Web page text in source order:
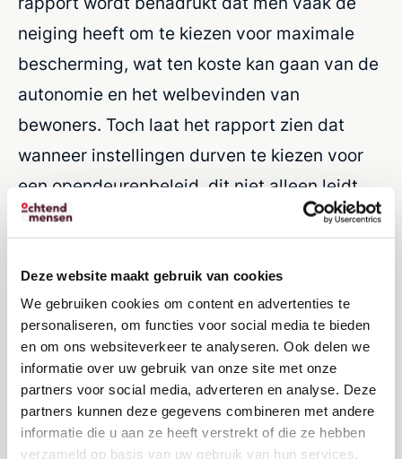
Deze website maakt gebruik van cookies
We gebruiken cookies om content en advertenties te
personaliseren, om functies voor social media te bieden
en om ons websiteverkeer te analyseren. Ook delen we
informatie over uw gebruik van onze site met onze
partners voor social media, adverteren en analyse. Deze
partners kunnen deze gegevens combineren met andere
informatie die u aan ze heeft verstrekt of die ze hebben
verzameld op basis van uw gebruik van hun services.
neiging heeft om te kiezen voor maximale
bescherming, wat ten koste kan gaan van de
autonomie en het welbevinden van
bewoners. Toch laat het rapport zien dat
wanneer instellingen durven te kiezen voor
een opendeurenbeleid, dit niet alleen leidt
tot meer bewegingsvrijheid, maar dat dit ook
geluksgevoel en de sociale interactie van
bewoners.
Wat vraag dit van zorgorganisaties?
Het vraagt lef om los te laten. Lef om risico’s
te durven nemen in ruil voor menselijkheid.